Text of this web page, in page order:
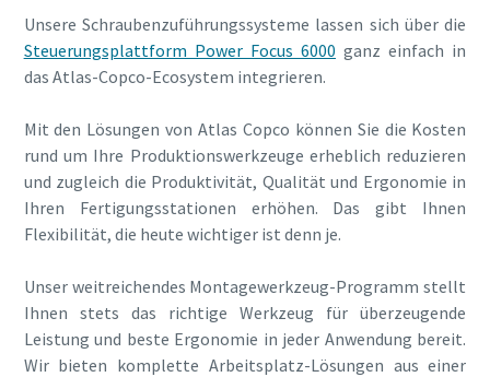
Unsere Schraubenzuführungssysteme lassen sich über die
Steuerungsplattform Power Focus 6000 ganz einfach in
das Atlas-Copco-Ecosystem integrieren.
Mit den Lösungen von Atlas Copco können Sie die Kosten
rund um Ihre Produktionswerkzeuge erheblich reduzieren
und zugleich die Produktivität, Qualität und Ergonomie in
Ihren Fertigungsstationen erhöhen. Das gibt Ihnen
Flexibilität, die heute wichtiger ist denn je.
Unser weitreichendes Montagewerkzeug-Programm stellt
Ihnen stets das richtige Werkzeug für überzeugende
Leistung und beste Ergonomie in jeder Anwendung bereit.
Wir bieten komplette Arbeitsplatz-Lösungen aus einer